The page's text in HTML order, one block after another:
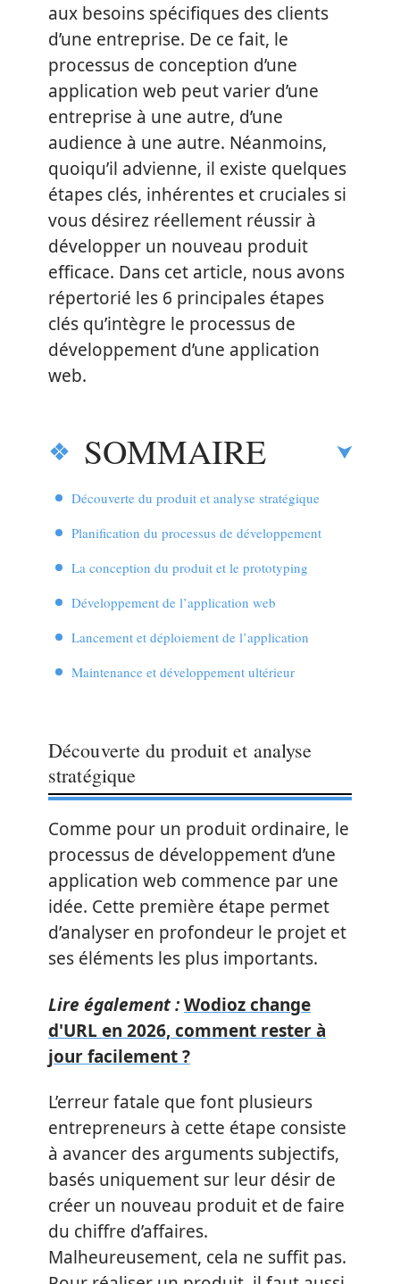
aux besoins spécifiques des clients
d’une entreprise. De ce fait, le
processus de conception d’une
application web peut varier d’une
entreprise à une autre, d’une
audience à une autre. Néanmoins,
quoiqu’il advienne, il existe quelques
étapes clés, inhérentes et cruciales si
vous désirez réellement réussir à
développer un nouveau produit
efficace. Dans cet article, nous avons
répertorié les 6 principales étapes
clés qu’intègre le processus de
développement d’une application
web.
SOMMAIRE
Découverte du produit et analyse stratégique
Planification du processus de développement
La conception du produit et le prototyping
Développement de l’application web
Lancement et déploiement de l’application
Maintenance et développement ultérieur
Découverte du produit et analyse
stratégique
Comme pour un produit ordinaire, le
processus de développement d’une
application web commence par une
idée. Cette première étape permet
d’analyser en profondeur le projet et
ses éléments les plus importants.
Lire également :Wodioz change
d'URL en 2026, comment rester à
jour facilement ?
L’erreur fatale que font plusieurs
entrepreneurs à cette étape consiste
à avancer des arguments subjectifs,
basés uniquement sur leur désir de
créer un nouveau produit et de faire
du chiffre d’affaires.
Malheureusement, cela ne suffit pas.